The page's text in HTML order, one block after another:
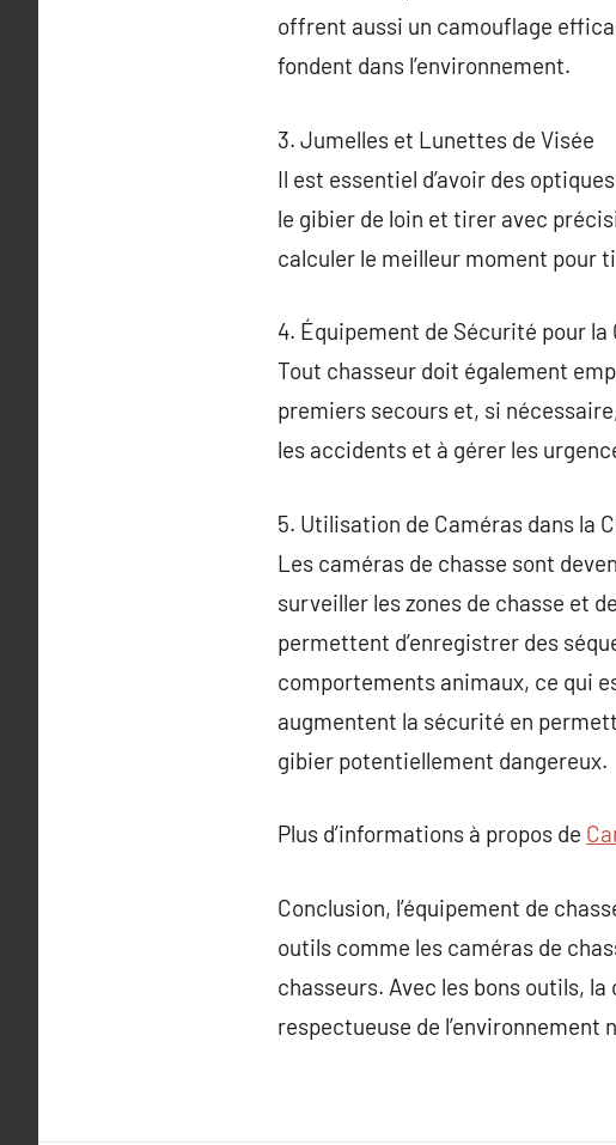
offrent aussi un camouflage
fondent dans l’environnement.
3. Jumelles et Lunettes de Visée
Il est essentiel d’avoir des
le gibier de loin et tirer avec
calculer le meilleur moment pour
4. Équipement de Sécurité pour la
Tout chasseur doit également
premiers secours et, si
les accidents et à gérer les
5. Utilisation de Caméras dans la
Les caméras de chasse sont
surveiller les zones de chasse et
permettent d’enregistrer des
comportements animaux, ce qui
augmentent la sécurité en
gibier potentiellement dangereux.
Plus d’informations à propos de
Conclusion, l’équipement de
outils comme les caméras de
chasseurs. Avec les bons outils,
respectueuse de l’environnement